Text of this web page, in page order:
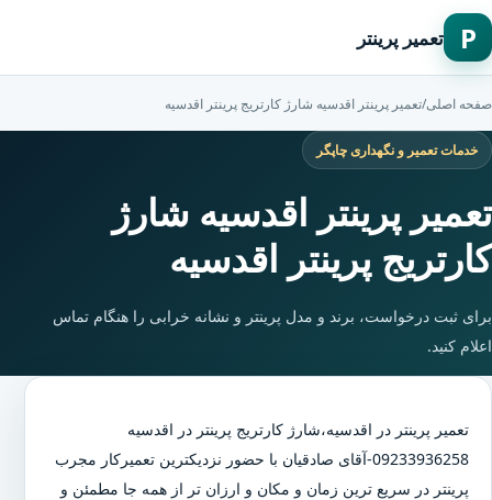
P تعمیر پرینتر
صفحه اصلی/تعمیر پرینتر اقدسیه شارژ کارتریج پرینتر اقدسیه
خدمات تعمیر و نگهداری چاپگر
تعمیر پرینتر اقدسیه شارژ
کارتریج پرینتر اقدسیه
برای ثبت درخواست، برند و مدل پرینتر و نشانه خرابی را هنگام تماس
اعلام کنید.
تعمیر پرینتر در اقدسیه،شارژ کارتریج پرینتر در اقدسیه
09233936258-آقای صادقیان با حضور نزدیکترین تعمیرکار مجرب
پرینتر در سریع ترین زمان و مکان و ارزان تر از همه جا مطمئن و